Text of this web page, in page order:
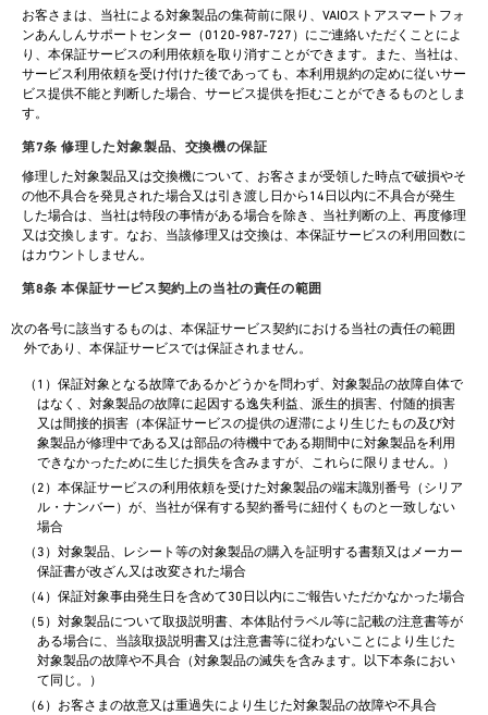
お客さまは、当社による対象製品の集荷前に限り、VAIOストアスマートフォ
ンあんしんサポートセンター（0120-987-727）にご連絡いただくことによ
り、本保証サービスの利用依頼を取り消すことができます。また、当社は、
サービス利用依頼を受け付けた後であっても、本利用規約の定めに従いサー
ビス提供不能と判断した場合、サービス提供を拒むことができるものとしま
す。
第7条 修理した対象製品、交換機の保証
修理した対象製品又は交換機について、お客さまが受領した時点で破損やそ
の他不具合を発見された場合又は引き渡し日から14日以内に不具合が発生
した場合は、当社は特段の事情がある場合を除き、当社判断の上、再度修理
又は交換します。なお、当該修理又は交換は、本保証サービスの利用回数に
はカウントしません。
第8条 本保証サービス契約上の当社の責任の範囲
次の各号に該当するものは、本保証サービス契約における当社の責任の範囲
外であり、本保証サービスでは保証されません。
（1）保証対象となる故障であるかどうかを問わず、対象製品の故障自体で
はなく、対象製品の故障に起因する逸失利益、派生的損害、付随的損害
又は間接的損害（本保証サービスの提供の遅滞により生じたもの及び対
象製品が修理中である又は部品の待機中である期間中に対象製品を利用
できなかったために生じた損失を含みますが、これらに限りません。）
（2）本保証サービスの利用依頼を受けた対象製品の端末識別番号（シリア
ル・ナンバー）が、当社が保有する契約番号に紐付くものと一致しない
場合
（3）対象製品、レシート等の対象製品の購入を証明する書類又はメーカー
保証書が改ざん又は改変された場合
（4）保証対象事由発生日を含めて30日以内にご報告いただかなかった場合
（5）対象製品について取扱説明書、本体貼付ラベル等に記載の注意書等が
ある場合に、当該取扱説明書又は注意書等に従わないことにより生じた
対象製品の故障や不具合（対象製品の滅失を含みます。以下本条におい
て同じ。）
（6）お客さまの故意又は重過失により生じた対象製品の故障や不具合